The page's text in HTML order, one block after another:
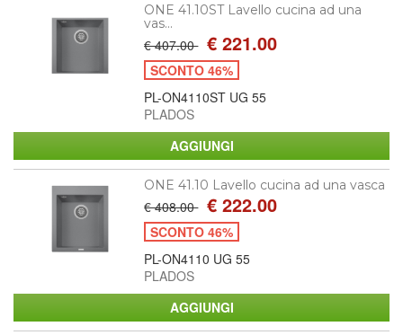
ONE 41.10ST Lavello cucina ad una
vas...
€ 407.00 € 221.00
SCONTO 46%
PL-ON4110ST UG 55
PLADOS
ONE 41.10 Lavello cucina ad una vasca
€ 408.00 € 222.00
SCONTO 46%
PL-ON4110 UG 55
PLADOS